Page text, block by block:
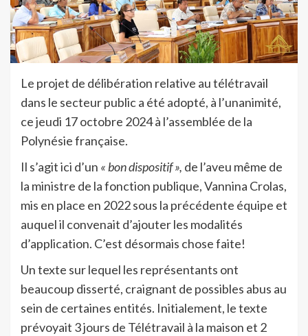
Le projet de délibération relative au télétravail
dans le secteur public a été adopté, à l’unanimité,
ce jeudi 17 octobre 2024 à l’assemblée de la
Polynésie française.
Il s’agit ici d’un « bon dispositif », de l’aveu même de
la ministre de la fonction publique, Vannina Crolas,
mis en place en 2022 sous la précédente équipe et
auquel il convenait d’ajouter les modalités
d’application. C’est désormais chose faite!
Un texte sur lequel les représentants ont
beaucoup disserté, craignant de possibles abus au
sein de certaines entités. Initialement, le texte
prévoyait 3 jours de Télétravail à la maison et 2